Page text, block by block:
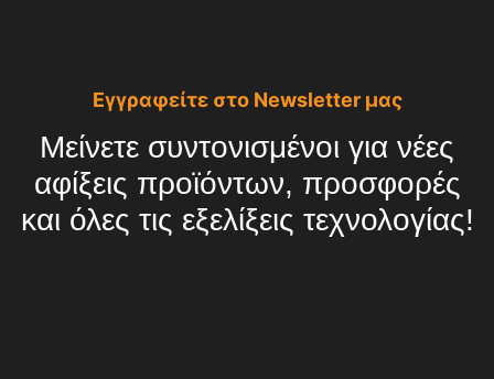
Εγγραφείτε στο Newsletter μας
Μείνετε συντονισμένοι για νέες
αφίξεις προϊόντων, προσφορές
και όλες τις εξελίξεις τεχνολογίας!